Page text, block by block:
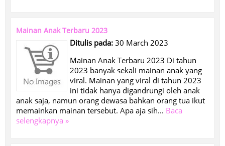
Mainan Anak Terbaru 2023
Ditulis pada: 30 March 2023
Mainan Anak Terbaru 2023 Di tahun
2023 banyak sekali mainan anak yang
viral. Mainan yang viral di tahun 2023
ini tidak hanya digandrungi oleh anak
anak saja, namun orang dewasa bahkan orang tua ikut
memainkan mainan tersebut. Apa aja sih... Baca
selengkapnya »